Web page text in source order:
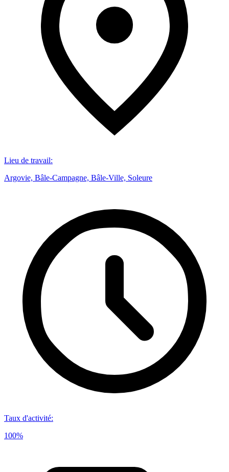
Lieu de travail:
Argovie, Bâle-Campagne, Bâle-Ville, Soleure
Taux d'activité:
100%